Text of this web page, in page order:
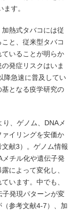
す。
熱式タバコには従
と、従来型タバコ
いることが明らか
発症リスクはいま
降急速に普及してい
となる疫学研究の
、ゲノム、DNAメ
イリングを安価か
献3）。ゲノム情報
チル化や遺伝子発
によって変化し、
います。中でも、
発現パターンが変
参考文献4-7）、加